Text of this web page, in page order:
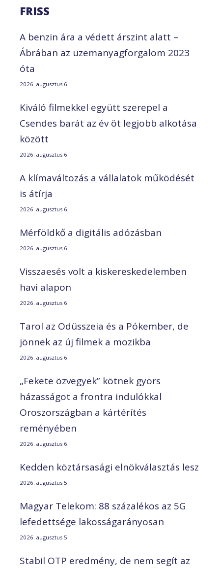
FRISS
A benzin ára a védett árszint alatt –
Ábrában az üzemanyagforgalom 2023
óta
2026. augusztus 6.
Kiváló filmekkel együtt szerepel a
Csendes barát az év öt legjobb alkotása
között
2026. augusztus 6.
A klímaváltozás a vállalatok működését
is átírja
2026. augusztus 6.
Mérföldkő a digitális adózásban
2026. augusztus 6.
Visszaesés volt a kiskereskedelemben
havi alapon
2026. augusztus 6.
Tarol az Odüsszeia és a Pókember, de
jönnek az új filmek a mozikba
2026. augusztus 6.
„Fekete özvegyek” kötnek gyors
házasságot a frontra indulókkal
Oroszországban a kártérítés
reményében
2026. augusztus 6.
Kedden köztársasági elnökválasztás lesz
2026. augusztus 5.
Magyar Telekom: 88 százalékos az 5G
lefedettsége lakosságarányosan
2026. augusztus 5.
Stabil OTP eredmény, de nem segít az